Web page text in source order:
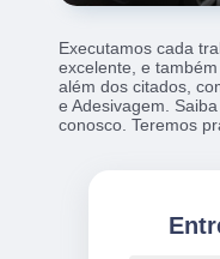
Executamos cada
excelente, e
além dos citados,
e Adesivagem.
conosco. Teremos